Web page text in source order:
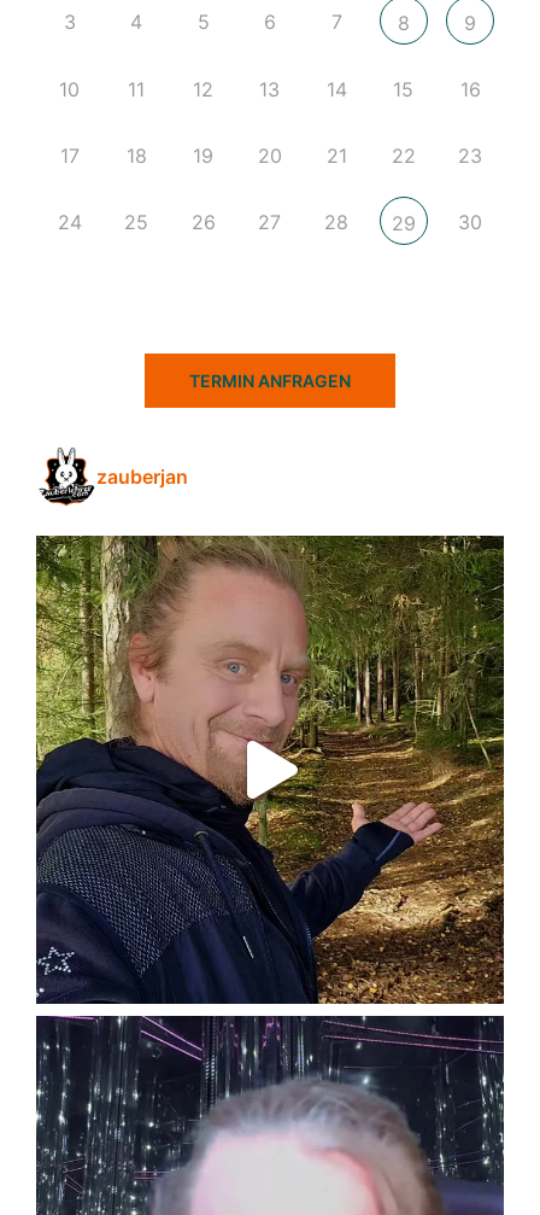
3 4 5 6 7 8 9
10 11 12 13 14 15 16
17 18 19 20 21 22 23
24 25 26 27 28 29 30
TERMIN ANFRAGEN
zauberjan